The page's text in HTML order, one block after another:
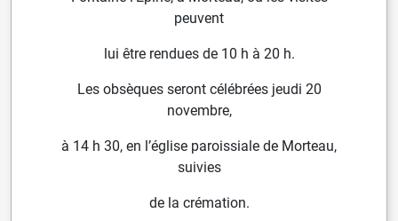
peuvent
lui être rendues de 10 h à 20 h.
Les obsèques seront célébrées jeudi 20
novembre,
à 14 h 30, en l’église paroissiale de Morteau,
suivies
de la crémation.